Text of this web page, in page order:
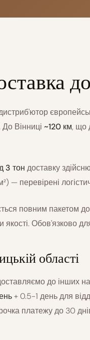
Вінниці ~120 км, що
3 тон доставку
— перевірені
повним пакетом
якості. Обов'язково
області
до інших
+ 0.5-1 день для
платежу до 30